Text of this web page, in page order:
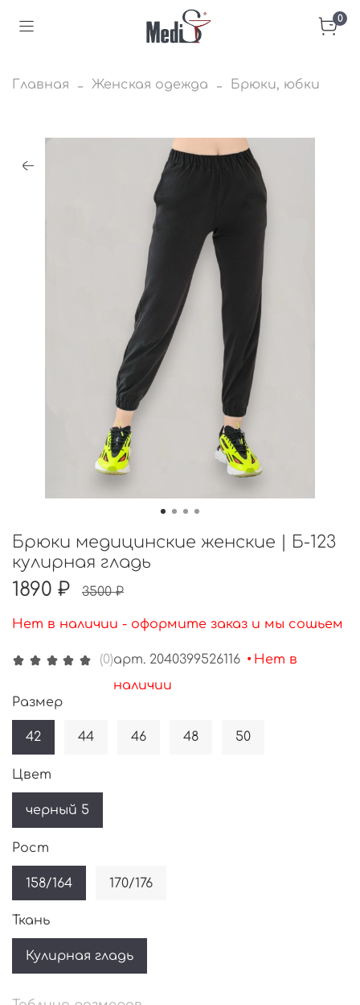
0
Главная Женская одежда Брюки, юбки
(0)арт. 2040399526116 • Нет в
наличии
Брюки медицинские женские | Б-123
кулирная гладь
1890 ₽ 3500 ₽
Нет в наличии - оформите заказ и мы сошьем
Размер
42 44 46 48 50
Цвет
черный 5
Рост
158/164 170/176
Ткань
Кулирная гладь